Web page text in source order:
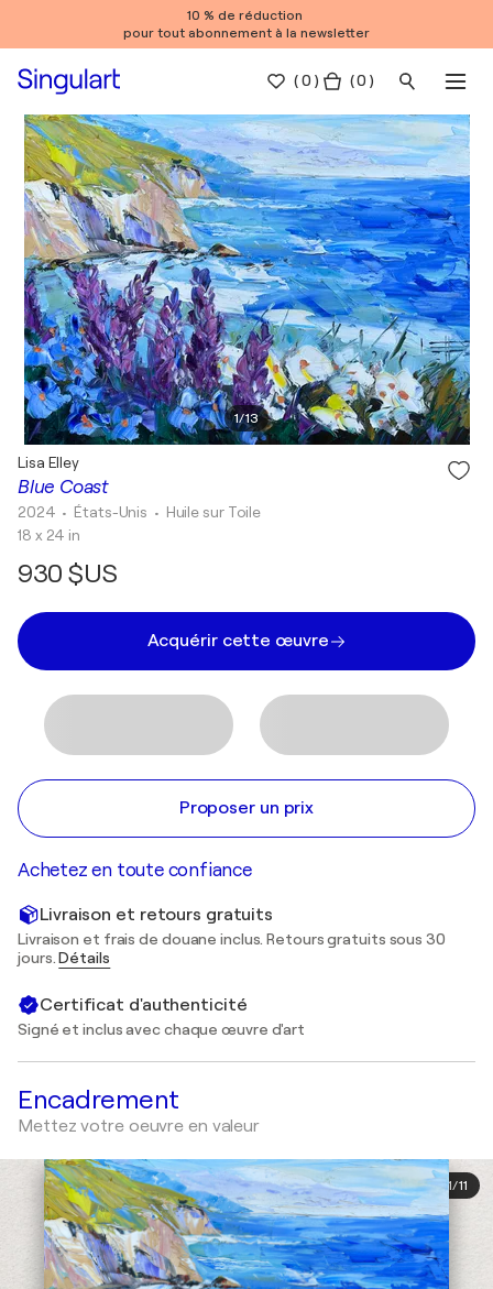
10 % de réduction
pour tout abonnement à la newsletter
(0 ) ( 0 )
1/13
Blue Coast
Lisa Elley
2024 • États-Unis • Huile sur Toile
18 x 24 in
930 $US
Acquérir cette œuvre
Proposer un prix
Achetez en toute confiance
Livraison et retours gratuits
Livraison et frais de douane inclus. Retours gratuits sous 30
jours.Détails
Certificat d'authenticité
Signé et inclus avec chaque œuvre d'art
Encadrement
Mettez votre oeuvre en valeur
1/11